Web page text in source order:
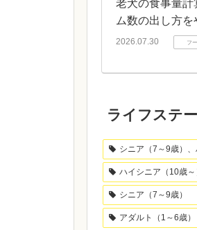
老犬の食事量計
ム数の出し方
2026.07.30 フ
ライフステ
シニア（7～9歳）、
ハイシニア（10歳～
シニア（7～9歳）
アダルト（1～6歳）